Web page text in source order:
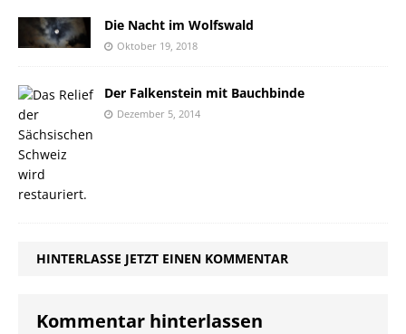
Die Nacht im Wolfswald
Oktober 19, 2018
Der Falkenstein mit Bauchbinde
Dezember 5, 2014
HINTERLASSE JETZT EINEN KOMMENTAR
Kommentar hinterlassen